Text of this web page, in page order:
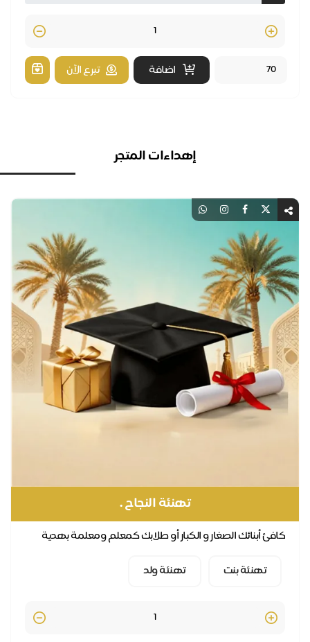
Quantity
اضافة
تبرع الآن
إهداءات المتجر
تهنئة النجاح .
أبنائك الصغار و الكبار أو طلابك كمعلم ومعلمة بهدية
تهنئة بنت
تهنئة ولد
Quantity